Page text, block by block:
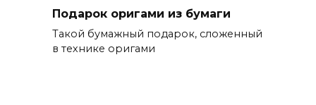
Подарок оригами из бумаги
Такой бумажный подарок, сложенный
в технике оригами